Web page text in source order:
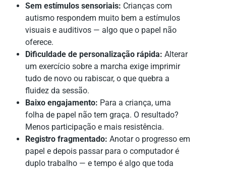
Sem estímulos sensoriais: Crianças com
autismo respondem muito bem a estímulos
visuais e auditivos — algo que o papel não
oferece.
Dificuldade de personalização rápida: Alterar
um exercício sobre a marcha exige imprimir
tudo de novo ou rabiscar, o que quebra a
fluidez da sessão.
Baixo engajamento: Para a criança, uma
folha de papel não tem graça. O resultado?
Menos participação e mais resistência.
Registro fragmentado: Anotar o progresso em
papel e depois passar para o computador é
duplo trabalho — e tempo é algo que toda